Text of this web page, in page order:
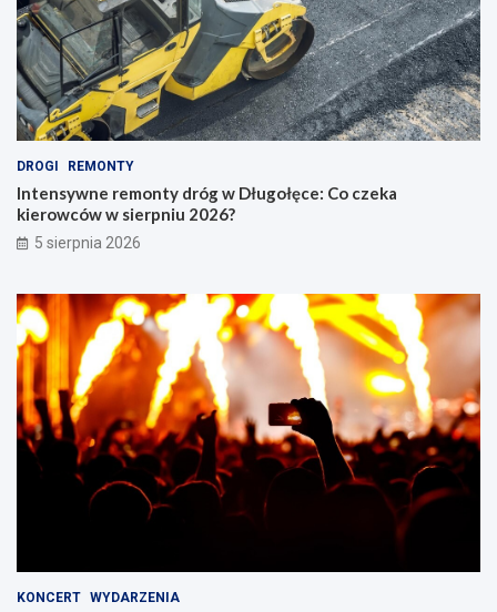
DROGI REMONTY
Intensywne remonty dróg w Długołęce: Co czeka
kierowców w sierpniu 2026?
5 sierpnia 2026
KONCERT WYDARZENIA